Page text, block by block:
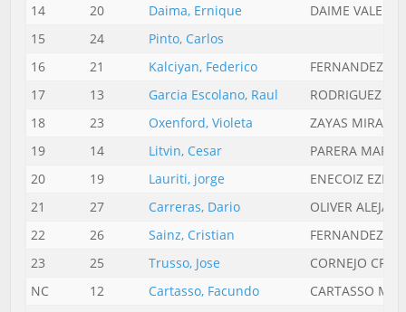
14
20 Daima, Ernique
DAIME
15
24
Pinto, Carlos
16
21 Kalciyan, Federico
FERNANDEZ
17
13 Garcia Escolano, Raul
RODRIGUEZ
18
23 Oxenford, Violeta
ZAYAS
19
14 Litvin, Cesar
PARERA MARIA
20
19 Lauriti, jorge
ENECOIZ
21
27 Carreras, Dario
OLIVER
22
26 Sainz, Cristian
FERNANDEZ
23
25 Trusso, Jose
CORNEJO
NC
12 Cartasso, Facundo
CARTASSO